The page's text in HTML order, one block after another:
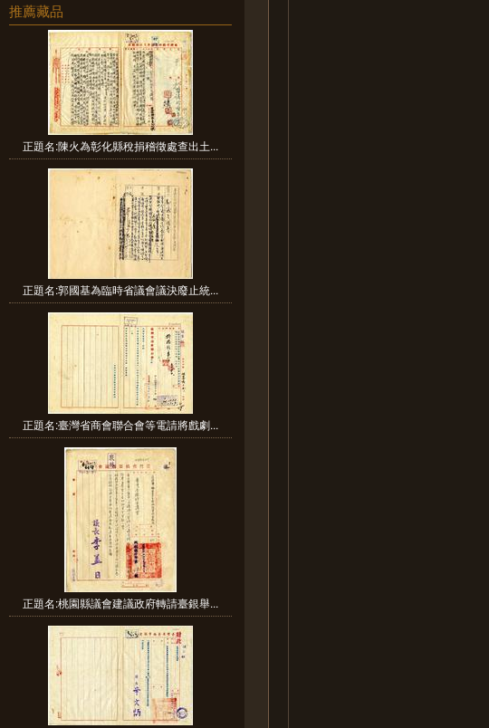
推薦藏品
正題名:陳火為彰化縣稅捐稽徵處查出土...
正題名:郭國基為臨時省議會議決廢止統...
正題名:臺灣省商會聯合會等電請將戲劇...
正題名:桃園縣議會建議政府轉請臺銀舉...